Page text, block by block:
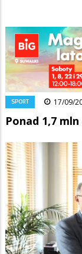
Ścieżka
Strona główna/
Ponad 1,7 mln zł
SPORT 17/09/
Ponad 1,7